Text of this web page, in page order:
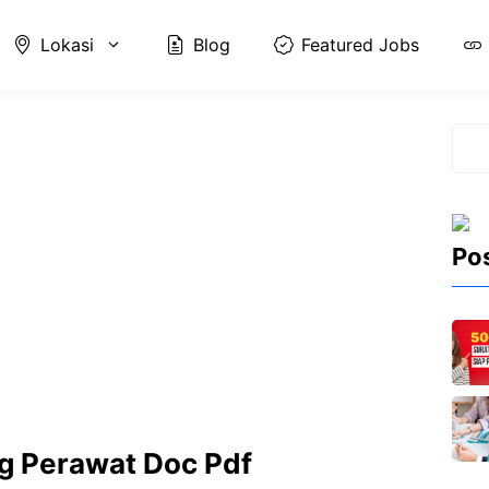
Lokasi Blog Featured Jobs
Perawat Doc Pdf